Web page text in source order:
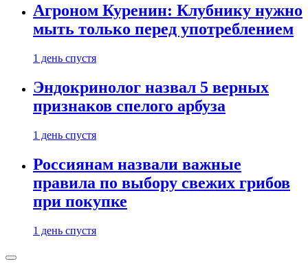
Агроном Куренин: Клубнику нужно
мыть только перед употреблением
1 день спустя
Эндокринолог назвал 5 верных
признаков спелого арбуза
1 день спустя
Россиянам назвали важные
правила по выбору свежих грибов
при покупке
1 день спустя